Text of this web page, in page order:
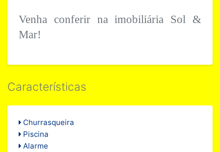
Características
Churrasqueira
Piscina
Alarme
Venha conferir na imobiliária Sol &
Mar!